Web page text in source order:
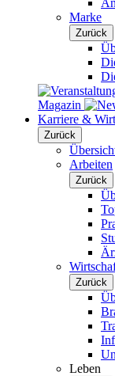
Marke
Zurück
Magazin
Karriere &
Zurück
Arbeiten
Zurück
Zurück
Leben